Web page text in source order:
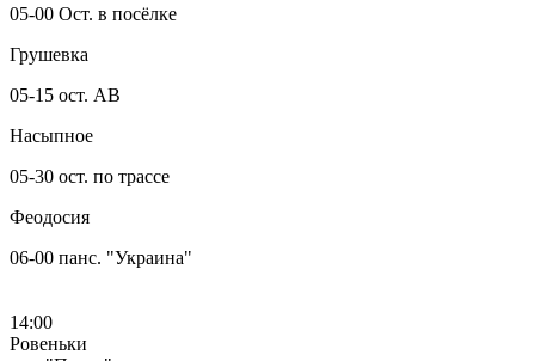
05-00 Ост. в посёлке
Грушевка
05-15 ост. АВ
Насыпное
05-30 ост. по трассе
Феодосия
06-00 панс. "Украина"
14:00
Ровеньки